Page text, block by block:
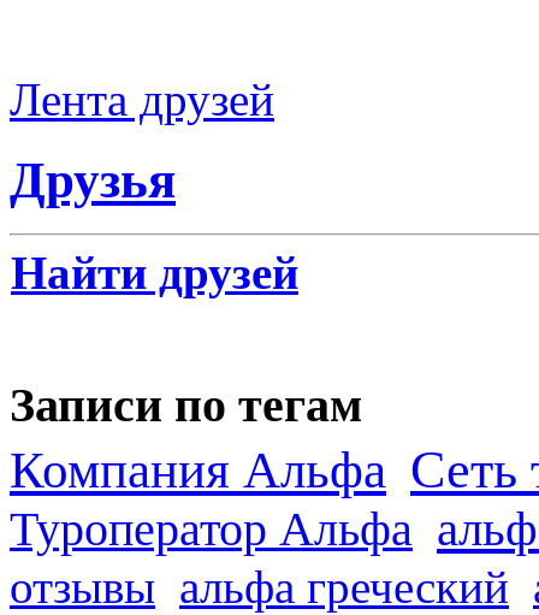
Лента друзей
Друзья
Найти друзей
Записи по тегам
Компания Альфа Сеть
Туроператор Альфа
отзывы альфа греческий